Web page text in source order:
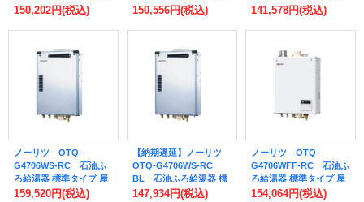
ート 屋内壁掛形 強制給
モコン別売 [♪]
150,202円(税込)
壁掛形 マルチリモコン
150,556円(税込)
イプ 屋外壁掛形 BL認定
[♪]
141,578円(税込)
ノーリツ OTQ-
G4706WS-RC 石油ふ
ろ給湯器 標準タイプ 屋
外壁掛形 ステンレス外
159,520円(税込)
【納期遅延】ノーリツ
OTQ-G4706WS-RC
BL 石油ふろ給湯器 標
準タイプ 屋外壁掛形 ス
147,934円(税込)
ノーリツ OTQ-
G4706WFF-RC 石油ふ
ろ給湯器 標準タイプ 屋
内壁掛形 強制給排気 FF
154,064円(税込)